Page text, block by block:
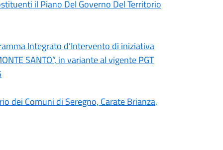
il Piano Del Governo Del Territorio
Integrato d’Intervento di iniziativa
SANTO”, in variante al vigente PGT
dei Comuni di Seregno, Carate Brianza,